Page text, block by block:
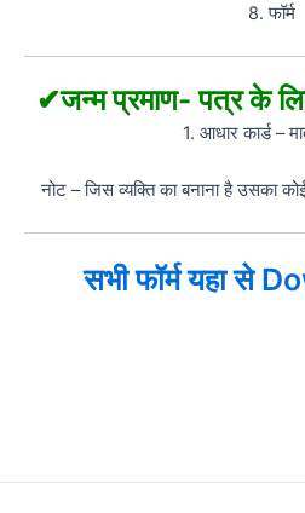
8. फॉर्म
✔जन्म प्रमाण- पत्र के
1. आधार कार्ड –
नोट – जिस व्यक्ति का बनाना है उसका
सभी फॉर्म यहा से